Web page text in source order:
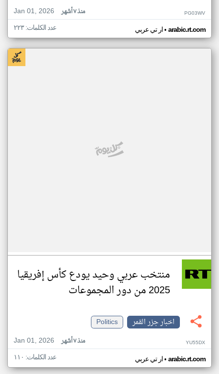
Jan 01, 2026
منذ ٧ أشهر PG03WV
ار تي عربي• arabic.rt.com عدد الكلمات: ٢٢٣
منتخب عربي وحيد يودع كأس إفريقيا
2025 من دور المجموعات
اخبار جزر القمر
Politics
Jan 01, 2026
منذ ٧ أشهر YU55DX
ار تي عربي• arabic.rt.com عدد الكلمات: ١١٠